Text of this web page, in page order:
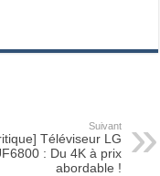
Suivant
Téléviseur LG
: Du 4K à prix
abordable !